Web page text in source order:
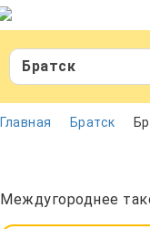
Братск
Главная Братск
Междугороднее